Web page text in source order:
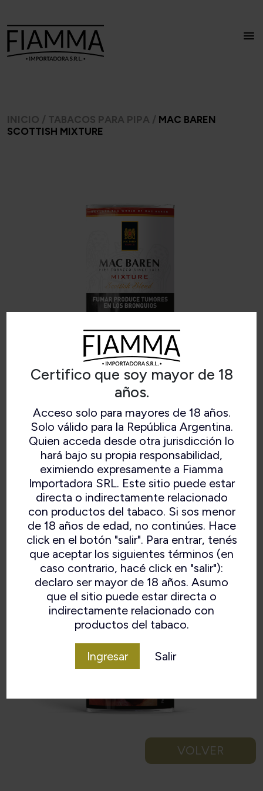
Certifico que soy mayor de 18
años.
Acceso solo para mayores de 18 años.
Solo válido para la República Argentina.
Quien acceda desde otra jurisdicción lo
hará bajo su propia responsabilidad,
eximiendo expresamente a Fiamma
Importadora SRL. Este sitio puede estar
directa o indirectamente relacionado
con productos del tabaco. Si sos menor
de 18 años de edad, no continúes. Hace
click en el botón "salir". Para entrar, tenés
que aceptar los siguientes términos (en
caso contrario, hacé click en "salir"):
declaro ser mayor de 18 años. Asumo
que el sitio puede estar directa o
indirectamente relacionado con
productos del tabaco.
Ingresar Salir
INICIO / TABACOS PARA PIPA / MAC BAREN
SCOTTISH MIXTURE
MAC BAREN SCOTTISH MIXTURE
Mezcla de 35 variedades de hojas de tabaco de
virginia y burley combinadas con cavendish. De
buen cuerpo e intensidad media.
VOLVER